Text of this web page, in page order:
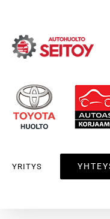
content
YRITYS